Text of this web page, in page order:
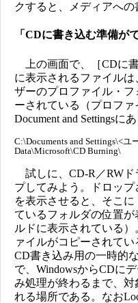
クすると、メディアへの
「CDに書き込む準備が
上の画面で、［CDに
に表示されるファイル
ザーのプロファイル・
ーされている（プロフ
Document and Settingsに
C:\Documents and Settings\<
Data\Microsoft\CD Burning\
試しに、CD-R／RWド
プしてみよう。ドロップ
を表示させると、そこ
ているフォルダの位置
ルドに表示されている
ァイルがコピーされて
CD書き込み用の一時的
で、WindowsからCDに
み処理が終わるまで、
れる場所である。なお